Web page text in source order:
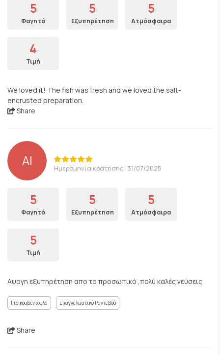
5
Φαγητό
5
Εξυπηρέτηση
5
Ατμόσφαιρα
4
Τιμή
We loved it! The fish was fresh and we loved the salt-
encrusted preparation.
Share
ΑΙ Ημερομηνία κράτησης: 31/07/2025
5
Φαγητό
5
Εξυπηρέτηση
5
Ατμόσφαιρα
5
Τιμή
Αψογη εξυπηρέτηση απο το προσωπικό ,πολύ καλές γεύσεις
Για κουβεντούλα Επαγγελματικό Ραντεβού
Share